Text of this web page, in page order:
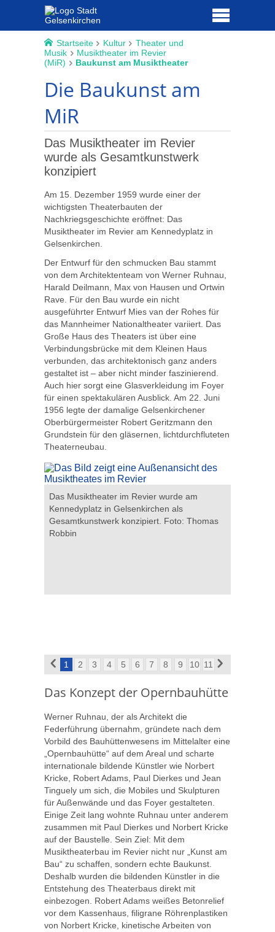
Startseite Kultur
Theater und
Musik
Musiktheater im Revier
(MiR)
Baukunst am Musiktheater
Die Baukunst am
MiR
Das Musiktheater im Revier
wurde als Gesamtkunstwerk
konzipiert
Am 15. Dezember 1959 wurde einer der
wichtigsten Theaterbauten der
Nachkriegsgeschichte eröffnet: Das
Musiktheater im Revier am Kennedyplatz in
Gelsenkirchen.
Der Entwurf für den schmucken Bau stammt
von dem Architektenteam von Werner Ruhnau,
Harald Deilmann, Max von Hausen und Ortwin
Rave. Für den Bau wurde ein nicht
ausgeführter Entwurf Mies van der Rohes für
das Mannheimer Nationaltheater variiert. Das
Große Haus des Theaters ist über eine
Verbindungsbrücke mit dem Kleinen Haus
verbunden, das architektonisch ganz anders
gestaltet ist – aber nicht minder faszinierend.
Auch hier sorgt eine Glasverkleidung im Foyer
für einen spektakulären Ausblick. Am 22. Juni
1956 legte der damalige Gelsenkirchener
Oberbürgermeister Robert Geritzmann den
Grundstein für den gläsernen, lichtdurchfluteten
Theaterneubau.
Das Musiktheater im Revier wurde am
Kennedyplatz in Gelsenkirchen als
Gesamtkunstwerk konzipiert. Foto: Thomas
Robbin
1 2 3 4 5 6 7 8 9 10 11
Das Konzept der Opernbauhütte
Werner Ruhnau, der als Architekt die
Federführung übernahm, gründete nach dem
Vorbild des Bauhüttenwesens im Mittelalter eine
„Opernbauhütte“ auf dem Areal und scharte
internationale bildende Künstler wie Norbert
Kricke, Robert Adams, Paul Dierkes und Jean
Tinguely um sich, die Mobiles und Skulpturen
für Außenwände und das Foyer gestalteten.
Einige Zeit lang wohnte Ruhnau unter anderem
zusammen mit Paul Dierkes und Norbert Kricke
auf der Baustelle. Sein Ziel: Mit dem
Musiktheaterbau im Revier nicht nur „Kunst am
Bau“ zu schaffen, sondern echte Baukunst.
Deshalb wurden die bildenden Künstler in die
Entstehung des Theaterbaus direkt mit
einbezogen. Robert Adams weißes Betonrelief
vor dem Kassenhaus, filigrane Röhrenplastiken
von Norbert Kricke, kinetische Arbeiten von